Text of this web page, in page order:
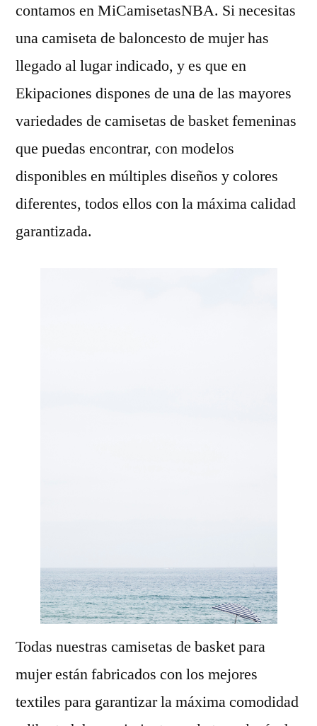
contamos en MiCamisetasNBA. Si necesitas
una camiseta de baloncesto de mujer has
llegado al lugar indicado, y es que en
Ekipaciones dispones de una de las mayores
variedades de camisetas de basket femeninas
que puedas encontrar, con modelos
disponibles en múltiples diseños y colores
diferentes, todos ellos con la máxima calidad
garantizada.
Todas nuestras camisetas de basket para
mujer están fabricados con los mejores
textiles para garantizar la máxima comodidad